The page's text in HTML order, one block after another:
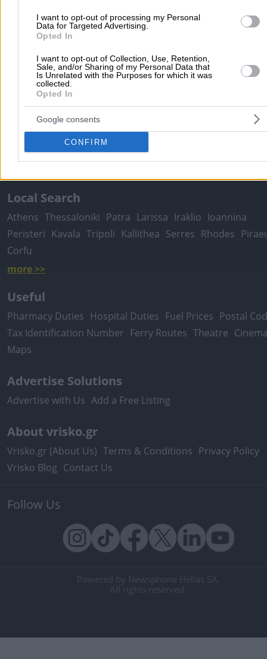
I want to opt-out of processing my Personal
Data for Targeted Advertising.
Opted In
I want to opt-out of Collection, Use, Retention,
Sale, and/or Sharing of my Personal Data that
Is Unrelated with the Purposes for which it was
collected.
Opted In
Google consents
CONFIRM
Submit review
Prefecture of ATTICA > Kifissia > Doctors >
Venereologists > RANTOULOVITS IRINA
Popular Searches
Moving Services Locksmiths Psychologists Nursery
Dentists Car Garages Plumbers & Plumbing Services
Local Search
Athens Thessaloniki Patra Larissa Iraklio Ioannina
Peristeri Kavala Tripoli Kallithea Serres Rhodes
Corfu
more >>
Useful
Pharmacy Duties Hospital Duties Fuel Prices Postal
Tax Identification Number Ferry Routes Theatre
Maps
Advertise Solutions
Advertise with Us Add a Free Listing
About vrisko.gr
Vrisko.gr (About Us) Terms & Conditions Privacy Policy
Vrisko Blog Contact Us
Follow Us
Powered by Newsphone Hellas SA.
All rights reserved.